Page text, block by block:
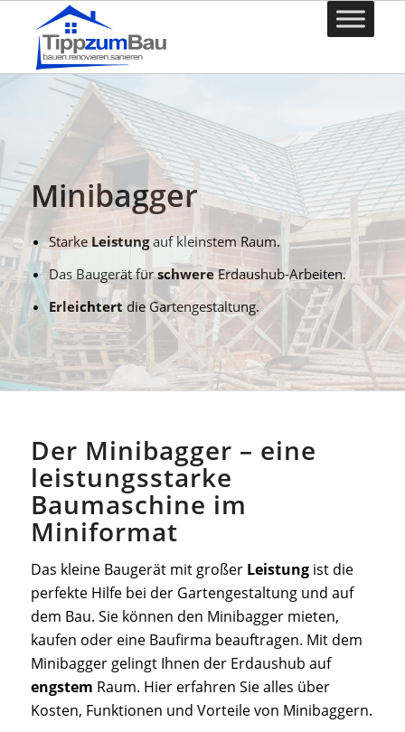
Minibagger
Starke Leistungauf kleinstem Raum.
Das Baugerät fürschwereErdaushub-Arbeiten.
Erleichtert die Gartengestaltung.
Der Minibagger – eine
leistungsstarke
Baumaschine im
Miniformat
Das kleine Baugerät mit großer Leistungist die
perfekte Hilfe bei der Gartengestaltung und auf
dem Bau. Sie können den Minibagger mieten,
kaufen oder eine Baufirma beauftragen. Mit dem
Minibagger gelingt Ihnen der Erdaushub auf
engstem Raum. Hier erfahren Sie alles über
Kosten, Funktionen und Vorteile von Minibaggern.